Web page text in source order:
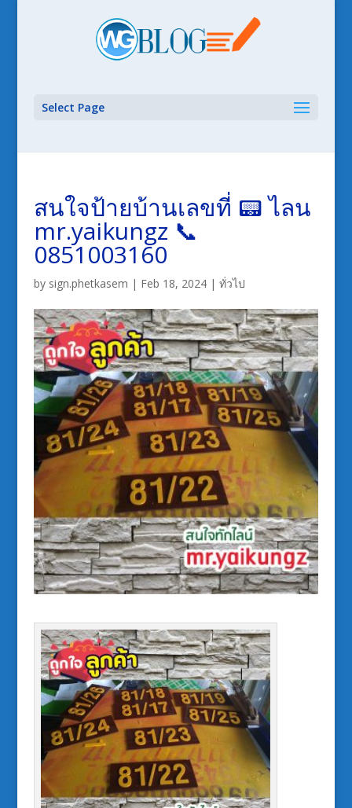
Select Page
สนใจป้ายบ้านเลขที่ 📟 ไลน
mr.yaikungz 📞
0851003160
by sign.phetkasem | Feb 18, 2024| ทั่วไป